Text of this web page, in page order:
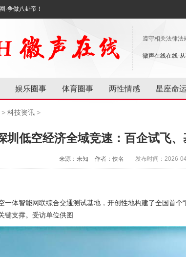
·争做八卦帝！
遵守相关法律法
徽声在线在线-
娱乐圈事 体育圈事 两性情感 星座命运
> 科技资讯 >
圳低空经济全域竞速：百企试飞
来源：未知 作者：佚名 发布时间：2026-
一体智能网联综合交通测试基地，开创性地构建了全国首个
键支撑。受访单位供图